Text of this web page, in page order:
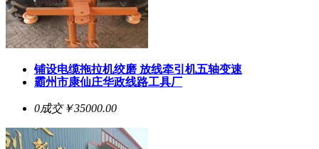
铺设电缆拖拉机绞磨 放线牵引机五轴变速
霸州市康仙庄华政线路工具厂
0成交￥35000.00